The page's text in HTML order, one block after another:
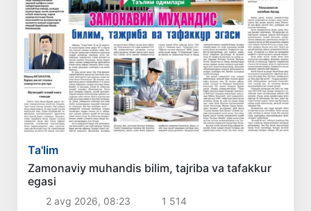
Ta'lim
Zamonaviy muhandis bilim, tajriba va tafakkur
egasi
2 avg 2026, 08:23 1 514